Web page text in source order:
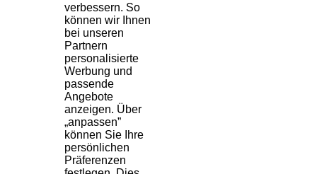
verbessern. So
können wir Ihnen
bei unseren
Partnern
personalisierte
Werbung und
passende
Angebote
anzeigen. Über
„anpassen”
können Sie Ihre
persönlichen
Präferenzen